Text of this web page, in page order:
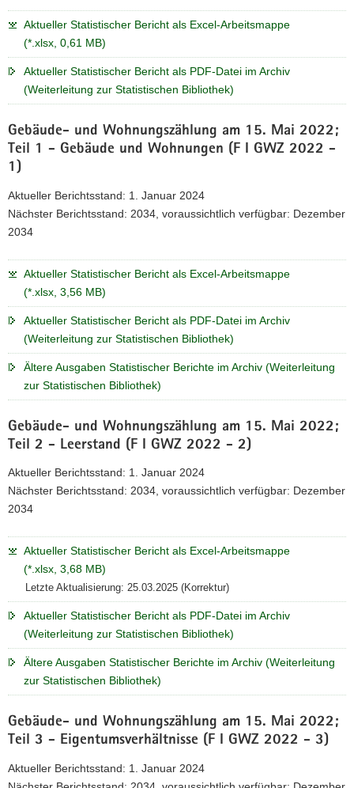
Aktueller Statistischer Bericht als Excel-Arbeitsmappe
(*.xlsx, 0,61 MB)
Aktueller Statistischer Bericht als PDF-Datei im Archiv
(Weiterleitung zur Statistischen Bibliothek)
Gebäude- und Wohnungszählung am 15. Mai 2022;
Teil 1 - Gebäude und Wohnungen (F I GWZ 2022 -
1)
Aktueller Berichtsstand: 1. Januar 2024
Nächster Berichtsstand: 2034, voraussichtlich verfügbar: Dezember
2034
Aktueller Statistischer Bericht als Excel-Arbeitsmappe
(*.xlsx, 3,56 MB)
Aktueller Statistischer Bericht als PDF-Datei im Archiv
(Weiterleitung zur Statistischen Bibliothek)
Ältere Ausgaben Statistischer Berichte im Archiv (Weiterleitung
zur Statistischen Bibliothek)
Gebäude- und Wohnungszählung am 15. Mai 2022;
Teil 2 - Leerstand (F I GWZ 2022 - 2)
Aktueller Berichtsstand: 1. Januar 2024
Nächster Berichtsstand: 2034, voraussichtlich verfügbar: Dezember
2034
Aktueller Statistischer Bericht als Excel-Arbeitsmappe
(*.xlsx, 3,68 MB)
Letzte Aktualisierung: 25.03.2025 (Korrektur)
Aktueller Statistischer Bericht als PDF-Datei im Archiv
(Weiterleitung zur Statistischen Bibliothek)
Ältere Ausgaben Statistischer Berichte im Archiv (Weiterleitung
zur Statistischen Bibliothek)
Gebäude- und Wohnungszählung am 15. Mai 2022;
Teil 3 - Eigentumsverhältnisse (F I GWZ 2022 - 3)
Aktueller Berichtsstand: 1. Januar 2024